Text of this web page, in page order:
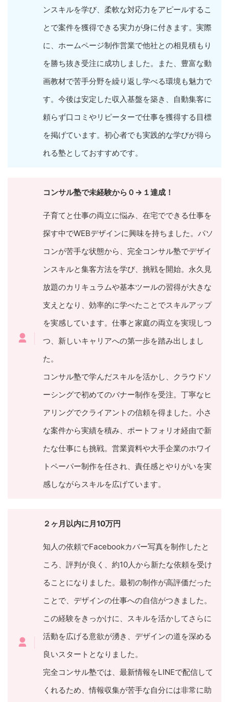
ンスキルを学び、柔軟な対応力をアピールするこ
とで案件を獲得できる実力が身に付きます。実際
に、ホームページ制作営業で他社との相見積もり
を勝ち抜き受注に成功しました。また、豊富な動
画教材で苦手分野を繰り返し学べる環境も魅力で
す。今後は安定した収入基盤を築き、自動集客に
頼らず口コミやリピーターで仕事を獲得する目標
を掲げています。初心者でも実践的な学びが得ら
れる塾としておすすめです。
コンサル塾で未経験から０→１達成！
子育てと仕事の両立に悩み、在宅でできる仕事を
探す中でWEBデザインに興味を持ちました。パソ
コンが苦手な状態から、完全コンサル塾でデザイ
ンスキルと集客方法を学び、挑戦を開始。永久見
放題のカリキュラムや基本ツールの習得が大きな
支えとなり、効率的に学べたことでスキルアップ
を実感しています。仕事と家庭の両立を実現しつ
つ、新しいキャリアへの第一歩を踏み出しまし
た。
コンサル塾で学んだスキルを活かし、クラウドソ
ーシングで初めてのバナー制作を受注。丁寧なヒ
アリングでクライアントの信頼を得ました。小さ
な案件から実績を積み、ポートフォリオ経由で新
たな仕事にも挑戦。営業資料や大手企業のホワイ
トペーパー制作を任され、責任感とやりがいを実
感しながらスキルを広げています。
２ヶ月以内に月10万円
知人の依頼でFacebookカバー写真を制作したと
ころ、評判が良く、約10人から新たな依頼を受け
ることになりました。最初の制作が高評価だった
ことで、デザインの仕事への自信がつきました。
この経験をきっかけに、スキルを活かしてさらに
活動を広げる意欲が湧き、デザインの道を深める
良いスタートとなりました。
完全コンサル塾では、最新情報をLINEで配信して
くれるため、情報収集が苦手な自分には非常に助